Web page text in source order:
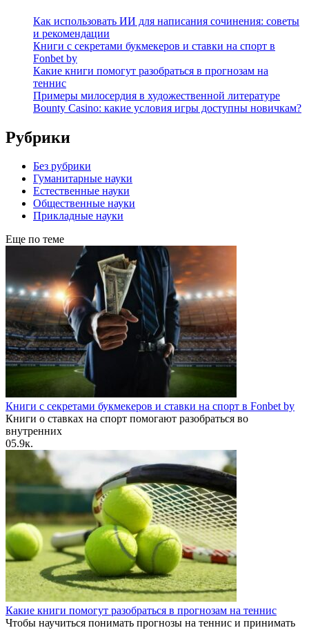
Как использовать ИИ для написания сочинения: советы
и рекомендации
Книги с секретами букмекеров и ставки на спорт в
Fonbet by
Какие книги помогут разобраться в прогнозам на
теннис
Примеры милосердия в художественной литературе
Bounty Casino: какие условия игры доступны новичкам?
Рубрики
Без рубрики
Гуманитарные науки
Естественные науки
Общественные науки
Прикладные науки
Еще по теме
Книги с секретами букмекеров и ставки на спорт в Fonbet by
Книги о ставках на спорт помогают разобраться во
внутренних
05.9к.
Какие книги помогут разобраться в прогнозам на теннис
Чтобы научиться понимать прогнозы на теннис и принимать